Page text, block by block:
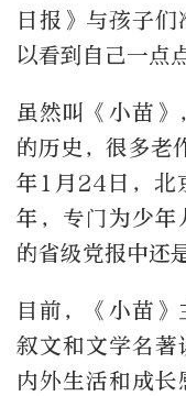
日报》与孩子
以看到自己一点
虽然叫《小苗》
的历史，很多老
年1月24日，北
年，专门为少年
的省级党报中还
目前，《小苗
叙文和文学名著
内外生活和成长